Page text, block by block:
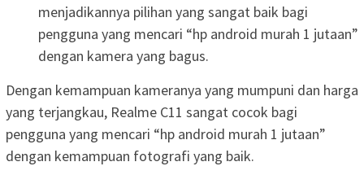
menjadikannya pilihan yang sangat baik bagi
pengguna yang mencari “hp android murah 1 jutaan”
dengan kamera yang bagus.
Dengan kemampuan kameranya yang mumpuni dan harga
yang terjangkau, Realme C11 sangat cocok bagi
pengguna yang mencari “hp android murah 1 jutaan”
dengan kemampuan fotografi yang baik.